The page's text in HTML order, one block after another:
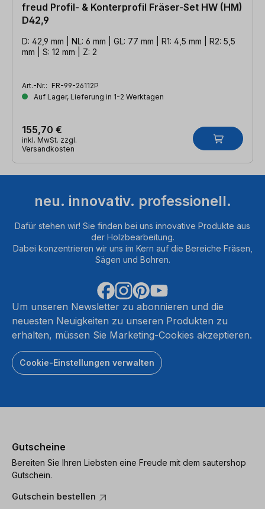
freud Profil- & Konterprofil Fräser-Set HW (HM)
D42,9
D: 42,9 mm | NL: 6 mm | GL: 77 mm | R1: 4,5 mm | R2: 5,5
mm | S: 12 mm | Z: 2
Art.-Nr.: FR-99-26112P
Auf Lager, Lieferung in 1-2 Werktagen
155,70 €
inkl. MwSt. zzgl.
Versandkosten
neu. innovativ. professionell.
Dafür stehen wir! Sie finden bei uns innovative Produkte aus
der Holzbearbeitung.
Dabei konzentrieren wir uns im Kern auf die Bereiche Fräsen,
Sägen und Bohren.
Um unseren Newsletter zu abonnieren und die
neuesten Neuigkeiten zu unseren Produkten zu
erhalten, müssen Sie Marketing-Cookies akzeptieren.
Cookie-Einstellungen verwalten
Gutscheine
Bereiten Sie Ihren Liebsten eine Freude mit dem sautershop
Gutschein.
Gutschein bestellen